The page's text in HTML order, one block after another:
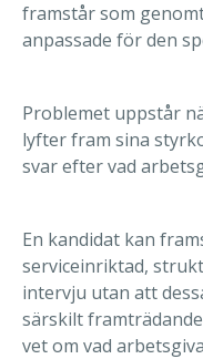
framstår som
anpassade för den
Problemet uppstår
lyfter fram sina
svar efter vad
En kandidat kan
serviceinriktad,
intervju utan att
särskilt
vet om vad